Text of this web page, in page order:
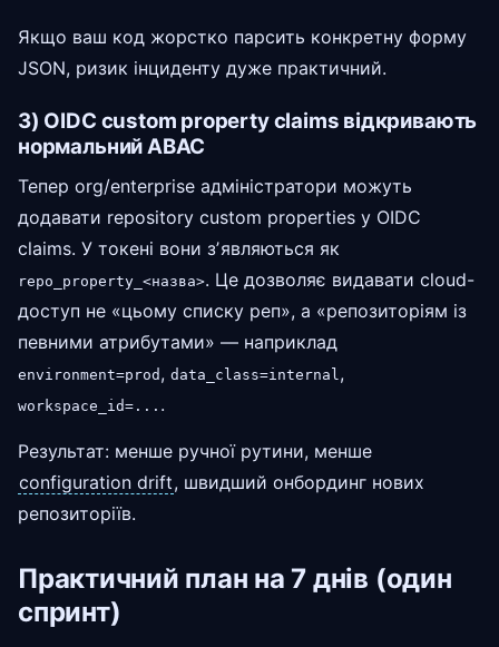
Якщо ваш код жорстко парсить конкретну форму
JSON, ризик інциденту дуже практичний.
3) OIDC custom property claims відкривають
нормальний ABAC
Тепер org/enterprise адміністратори можуть
додавати repository custom properties у OIDC
claims. У токені вони зʼявляються як
repo_property_<назва>. Це дозволяє видавати cloud-
доступ не «цьому списку реп», а «репозиторіям із
певними атрибутами» — наприклад
environment=prod , data_class=internal,
workspace_id=... .
Результат: менше ручної рутини, менше
configuration drift, швидший онбординг нових
репозиторіїв.
Практичний план на 7 днів (один
спринт)